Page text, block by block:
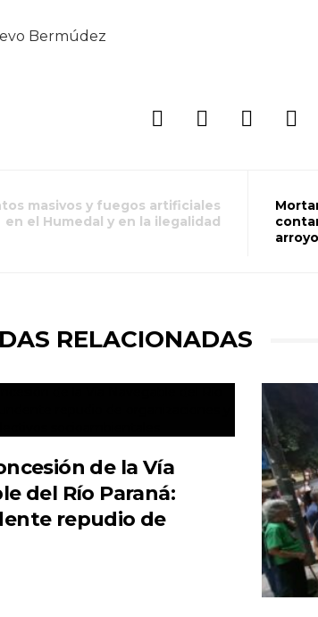
Bermúdez
masivos y fuegos artificiales
en el Humedal y en la ilegalidad
RELACIONADAS
de la Vía
del Río Paraná:
repudio de
y colectivos